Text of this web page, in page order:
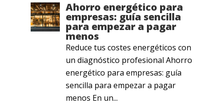
Ahorro energético para
empresas: guía sencilla
para empezar a pagar
menos
Reduce tus costes energéticos con
un diagnóstico profesional Ahorro
energético para empresas: guía
sencilla para empezar a pagar
menos En un...